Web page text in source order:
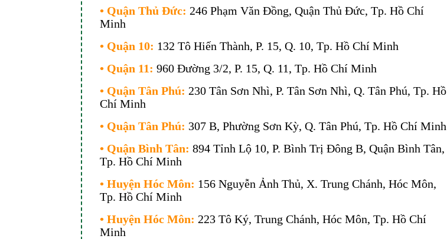
• Quận Thủ Đức: 246 Phạm Văn Đồng, Quận Thủ Đức, Tp. Hồ Chí
Minh
• Quận 10: 132 Tô Hiến Thành, P. 15, Q. 10, Tp. Hồ Chí Minh
• Quận 11: 960 Đường 3/2, P. 15, Q. 11, Tp. Hồ Chí Minh
• Quận Tân Phú: 230 Tân Sơn Nhì, P. Tân Sơn Nhì, Q. Tân Phú, Tp. Hồ
Chí Minh
• Quận Tân Phú: 307 B, Phường Sơn Kỳ, Q. Tân Phú, Tp. Hồ Chí Minh
• Quận Bình Tân: 894 Tỉnh Lộ 10, P. Bình Trị Đông B, Quận Bình Tân,
Tp. Hồ Chí Minh
• Huyện Hóc Môn: 156 Nguyễn Ảnh Thủ, X. Trung Chánh, Hóc Môn,
Tp. Hồ Chí Minh
• Huyện Hóc Môn: 223 Tô Ký, Trung Chánh, Hóc Môn, Tp. Hồ Chí
Minh